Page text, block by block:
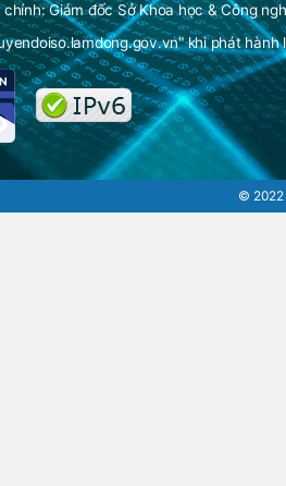
Giám đốc Sở Khoa học & Công
khi phát
© 2022